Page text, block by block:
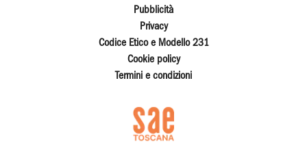
Pubblicità
Privacy
Codice Etico e Modello 231
Cookie policy
Termini e condizioni